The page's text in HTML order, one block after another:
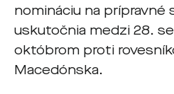
nomináciu na
uskutočnia medzi 28.
októbrom proti
Macedónska.